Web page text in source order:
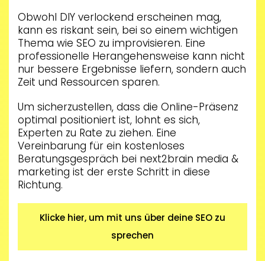
Obwohl DIY verlockend erscheinen mag,
kann es riskant sein, bei so einem wichtigen
Thema wie SEO zu improvisieren. Eine
professionelle Herangehensweise kann nicht
nur bessere Ergebnisse liefern, sondern auch
Zeit und Ressourcen sparen.
Um sicherzustellen, dass die Online-Präsenz
optimal positioniert ist, lohnt es sich,
Experten zu Rate zu ziehen. Eine
Vereinbarung für ein kostenloses
Beratungsgespräch bei next2brain media &
marketing ist der erste Schritt in diese
Richtung.
Klicke hier, um mit uns über deine SEO zu
sprechen